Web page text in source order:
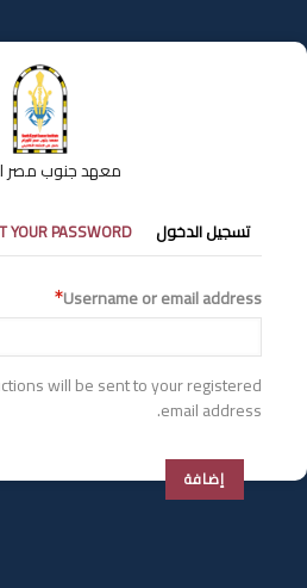
إلى
المحتوى
معهد جنوب مصر
التبويبات
الأساسية
تسجيل الدخول YOUR PASSWORD
Username or email address
will be sent to your registered
email address.